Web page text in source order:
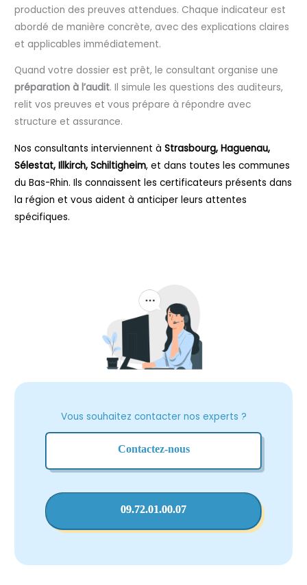
production des preuves attendues. Chaque indicateur est
abordé de manière concrète, avec des explications claires
et applicables immédiatement.
Quand votre dossier est prêt, le consultant organise une
préparation à l’audit. Il simule les questions des auditeurs,
relit vos preuves et vous prépare à répondre avec
structure et assurance.
Nos consultants interviennent àStrasbourg, Haguenau,
Sélestat, Illkirch, Schiltigheim, et dans toutes les communes
du Bas-Rhin. Ils connaissent les certificateurs présents dans
la région et vous aident à anticiper leurs attentes
spécifiques.
Vous souhaitez contacter nos experts ?
Contactez-nous
09.72.01.00.07